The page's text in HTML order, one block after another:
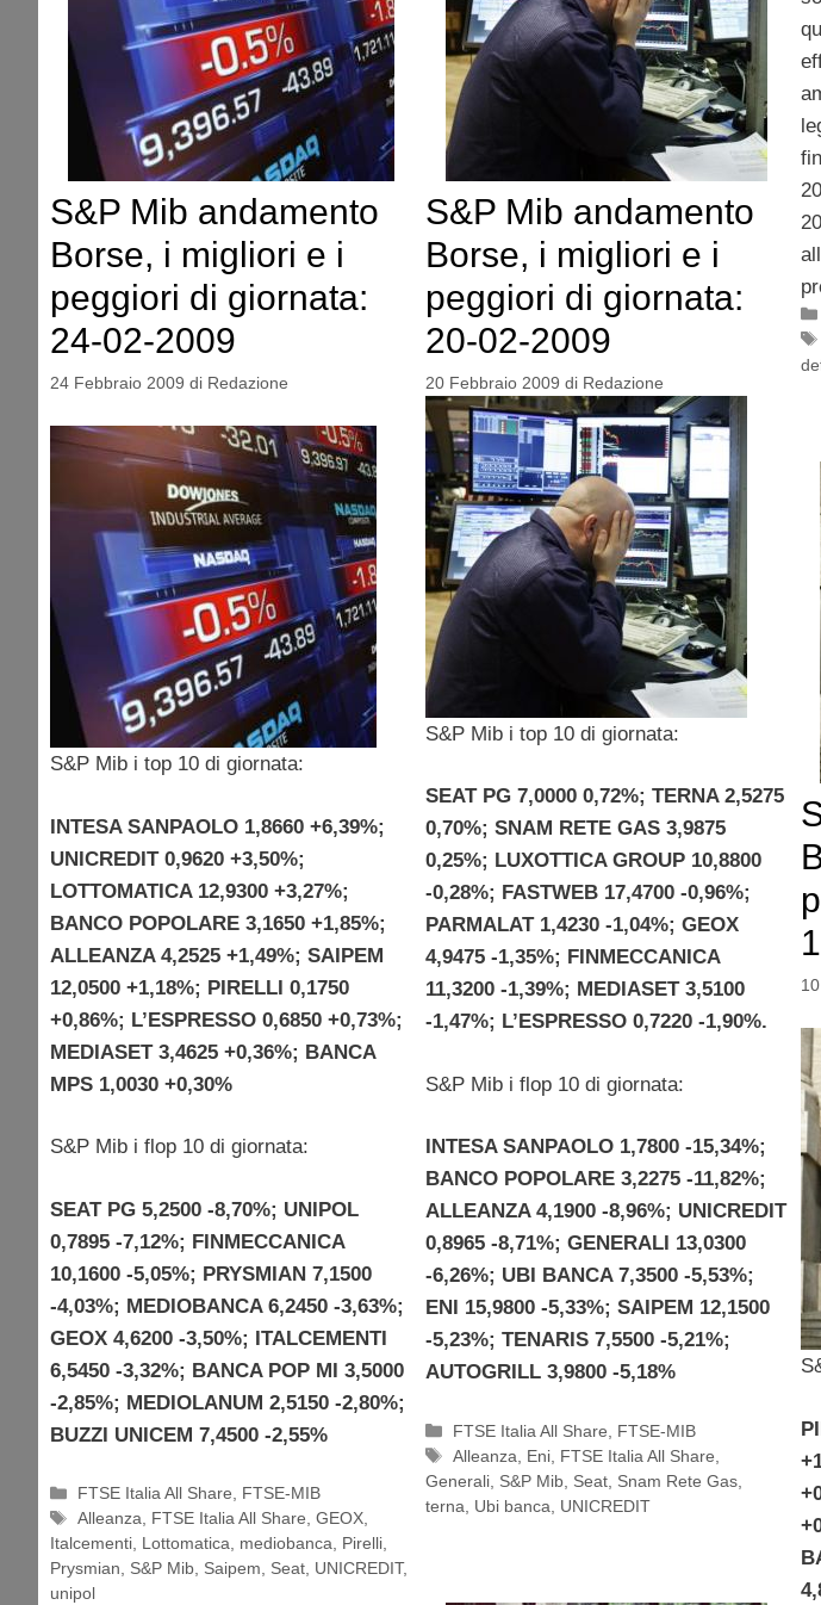
S&P Mib andamento
Borse, i migliori e i
peggiori di giornata:
24-02-2009
24 Febbraio 2009 di Redazione
S&P Mib i top 10 di giornata:
INTESA SANPAOLO 1,8660 +6,39%;
UNICREDIT 0,9620 +3,50%;
LOTTOMATICA 12,9300 +3,27%;
BANCO POPOLARE 3,1650 +1,85%;
ALLEANZA 4,2525 +1,49%; SAIPEM
12,0500 +1,18%; PIRELLI 0,1750
+0,86%; L’ESPRESSO 0,6850 +0,73%;
MEDIASET 3,4625 +0,36%; BANCA
MPS 1,0030 +0,30%
S&P Mib i flop 10 di giornata:
SEAT PG 5,2500 -8,70%; UNIPOL
0,7895 -7,12%; FINMECCANICA
10,1600 -5,05%; PRYSMIAN 7,1500
-4,03%; MEDIOBANCA 6,2450 -3,63%;
GEOX 4,6200 -3,50%; ITALCEMENTI
6,5450 -3,32%; BANCA POP MI 3,5000
-2,85%; MEDIOLANUM 2,5150 -2,80%;
BUZZI UNICEM 7,4500 -2,55%
Categorie
FTSE Italia All Share, FTSE-MIB
Tag
Alleanza, FTSE Italia All Share,GEOX,
Italcementi, Lottomatica, mediobanca, Pirelli,
Prysmian, S&P Mib, Saipem, Seat, UNICREDIT,
unipol
S&P Mib andamento
Borse, i migliori e i
peggiori di giornata:
20-02-2009
20 Febbraio 2009 di Redazione
S&P Mib i top 10 di giornata:
SEAT PG 7,0000 0,72%; TERNA 2,5275
0,70%; SNAM RETE GAS 3,9875
0,25%; LUXOTTICA GROUP 10,8800
-0,28%; FASTWEB 17,4700 -0,96%;
PARMALAT 1,4230 -1,04%; GEOX
4,9475 -1,35%; FINMECCANICA
11,3200 -1,39%; MEDIASET 3,5100
-1,47%; L’ESPRESSO 0,7220 -1,90%.
S&P Mib i flop 10 di giornata:
INTESA SANPAOLO 1,7800 -15,34%;
BANCO POPOLARE 3,2275 -11,82%;
ALLEANZA 4,1900 -8,96%; UNICREDIT
0,8965 -8,71%; GENERALI 13,0300
-6,26%; UBI BANCA 7,3500 -5,53%;
ENI 15,9800 -5,33%; SAIPEM 12,1500
-5,23%; TENARIS 7,5500 -5,21%;
AUTOGRILL 3,9800 -5,18%
Categorie
FTSE Italia All Share
FTSE-MIB
Tag
Alleanza Eni FTSE Italia All Share
Generali, S&P Mib, Seat, Snam Rete Gas,
terna
Ubi banca UNICREDIT